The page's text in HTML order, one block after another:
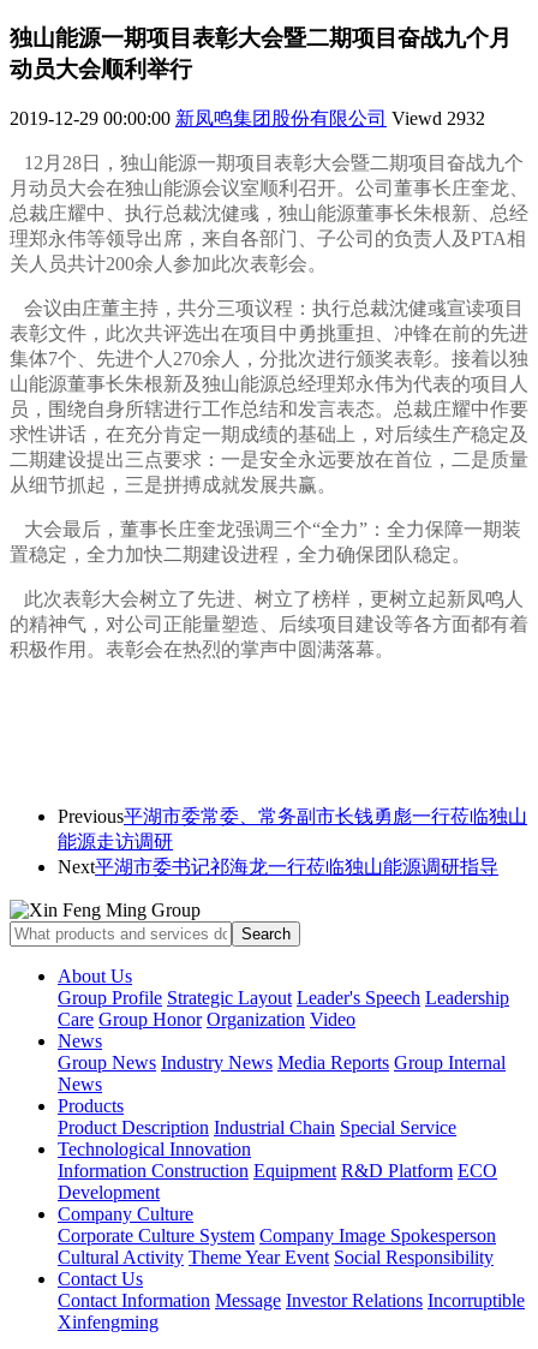
独山能源一期项目表彰大会暨二期项目奋战九个月
动员大会顺利举行
2019-12-29 00:00:00 新凤鸣集团股份有限公司 Viewd 2932
12月28日，独山能源一期项目表彰大会暨二期项目奋战九个
月动员大会在独山能源会议室顺利召开。公司董事长庄奎龙、
总裁庄耀中、执行总裁沈健彧，独山能源董事长朱根新、总经
理郑永伟等领导出席，来自各部门、子公司的负责人及PTA相
关人员共计200余人参加此次表彰会。
会议由庄董主持，共分三项议程：执行总裁沈健彧宣读项目
表彰文件，此次共评选出在项目中勇挑重担、冲锋在前的先进
集体7个、先进个人270余人，分批次进行颁奖表彰。接着以独
山能源董事长朱根新及独山能源总经理郑永伟为代表的项目人
员，围绕自身所辖进行工作总结和发言表态。总裁庄耀中作要
求性讲话，在充分肯定一期成绩的基础上，对后续生产稳定及
二期建设提出三点要求：一是安全永远要放在首位，二是质量
从细节抓起，三是拼搏成就发展共赢。
大会最后，董事长庄奎龙强调三个“全力”：全力保障一期装
置稳定，全力加快二期建设进程，全力确保团队稳定。
此次表彰大会树立了先进、树立了榜样，更树立起新凤鸣人
的精神气，对公司正能量塑造、后续项目建设等各方面都有着
积极作用。表彰会在热烈的掌声中圆满落幕。
Previous平湖市委常委、常务副市长钱勇彪一行莅临独山
能源走访调研
Next平湖市委书记祁海龙一行莅临独山能源调研指导
About Us
Group Profile Strategic Layout Leader's Speech Leadership
Care Group Honor Organization Video
News
Group News Industry News Media Reports Group Internal
News
Products
Product Description Industrial Chain Special Service
Technological Innovation
Information Construction Equipment R&D Platform ECO
Development
Company Culture
Corporate Culture System Company Image Spokesperson
Cultural Activity Theme Year Event Social Responsibility
Contact Us
Contact Information Message Investor Relations Incorruptible
Xinfengming